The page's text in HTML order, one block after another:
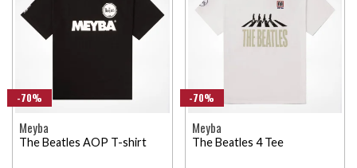
-70%
Meyba
The Beatles AOP T-shirt
-70%
Meyba
The Beatles 4 Tee